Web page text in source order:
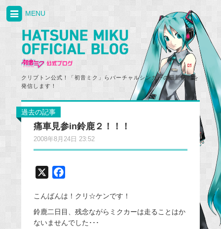
クリプトン公式！「初音ミク」らバーチャルシンガーの最新情報を
発信します！
MENU
過去の記事
痛車見参in鈴鹿２！！！
2008年8月24日 23:52
c
e
b
こんばんは！クリ☆ケンです！
鈴鹿二日目、残念ながらミクカーは走ることはか
ないませんでした･･･